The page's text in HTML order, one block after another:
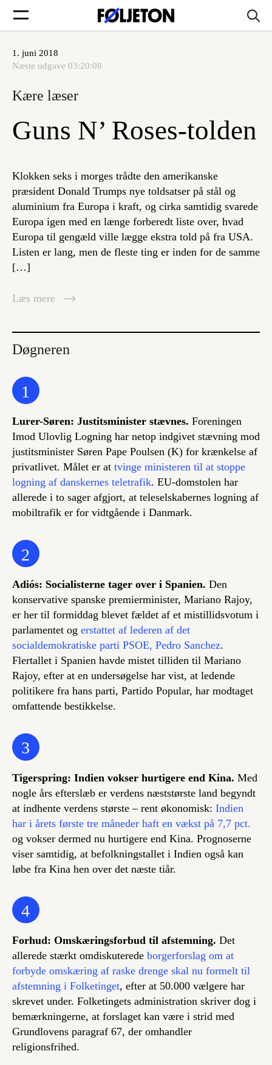
Forsider
Føljetoner
Søg
Min side
Log ind
1. juni 2018
Næste udgave 03:20:08
Kære læser
Guns N’ Roses-tolden
Klokken seks i morges trådte den amerikanske
præsident Donald Trumps nye toldsatser på stål og
aluminium fra Europa i kraft, og cirka samtidig svarede
Europa igen med en længe forberedt liste over, hvad
Europa til gengæld ville lægge ekstra told på fra USA.
Listen er lang, men de fleste ting er inden for de samme
[…]
Læs mere
Døgneren
1
Lurer-Søren: Justitsminister stævnes. Foreningen
Imod Ulovlig Logning har netop indgivet stævning mod
justitsminister Søren Pape Poulsen (K) for krænkelse af
privatlivet. Målet er at tvinge ministeren til at stoppe
logning af danskernes teletrafik. EU-domstolen har
allerede i to sager afgjort, at teleselskabernes logning af
mobiltrafik er for vidtgående i Danmark.
2
Adiós: Socialisterne tager over i Spanien. Den
konservative spanske premierminister, Mariano Rajoy,
er her til formiddag blevet fældet af et mistillidsvotum i
parlamentet og erstattet af lederen af det
socialdemokratiske parti PSOE, Pedro Sanchez.
Flertallet i Spanien havde mistet tilliden til Mariano
Rajoy, efter at en undersøgelse har vist, at ledende
politikere fra hans parti, Partido Popular, har modtaget
omfattende bestikkelse.
3
Tigerspring: Indien vokser hurtigere end Kina. Med
nogle års efterslæb er verdens næststørste land begyndt
at indhente verdens største – rent økonomisk: Indien
har i årets første tre måneder haft en vækst på 7,7 pct.
og vokser dermed nu hurtigere end Kina. Prognoserne
viser samtidig, at befolkningstallet i Indien også kan
løbe fra Kina hen over det næste tiår.
4
Forhud: Omskæringsforbud til afstemning. Det
allerede stærkt omdiskuterede borgerforslag om at
forbyde omskæring af raske drenge skal nu formelt til
afstemning i Folketinget, efter at 50.000 vælgere har
skrevet under. Folketingets administration skriver dog i
bemærkningerne, at forslaget kan være i strid med
Grundlovens paragraf 67, der omhandler
religionsfrihed.